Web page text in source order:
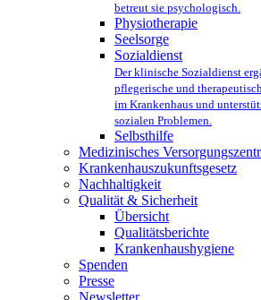
betreut sie psychologisch.
Physiotherapie
Seelsorge
Sozialdienst
Der klinische Sozialdienst
pflegerische und
im Krankenhaus und
sozialen Problemen.
Selbsthilfe
Medizinisches
Krankenhauszukunftsgesetz
Nachhaltigkeit
Qualität & Sicherheit
Übersicht
Qualitätsberichte
Krankenhaushygiene
Spenden
Presse